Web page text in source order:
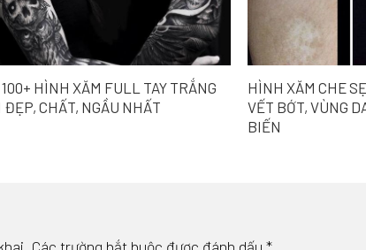
HÌNH XĂM FULL TAY TRẮNG
CHẤT, NGẦU NHẤT
HÌNH XĂM CHE
VẾT BỚT, VÙNG
BIẾN